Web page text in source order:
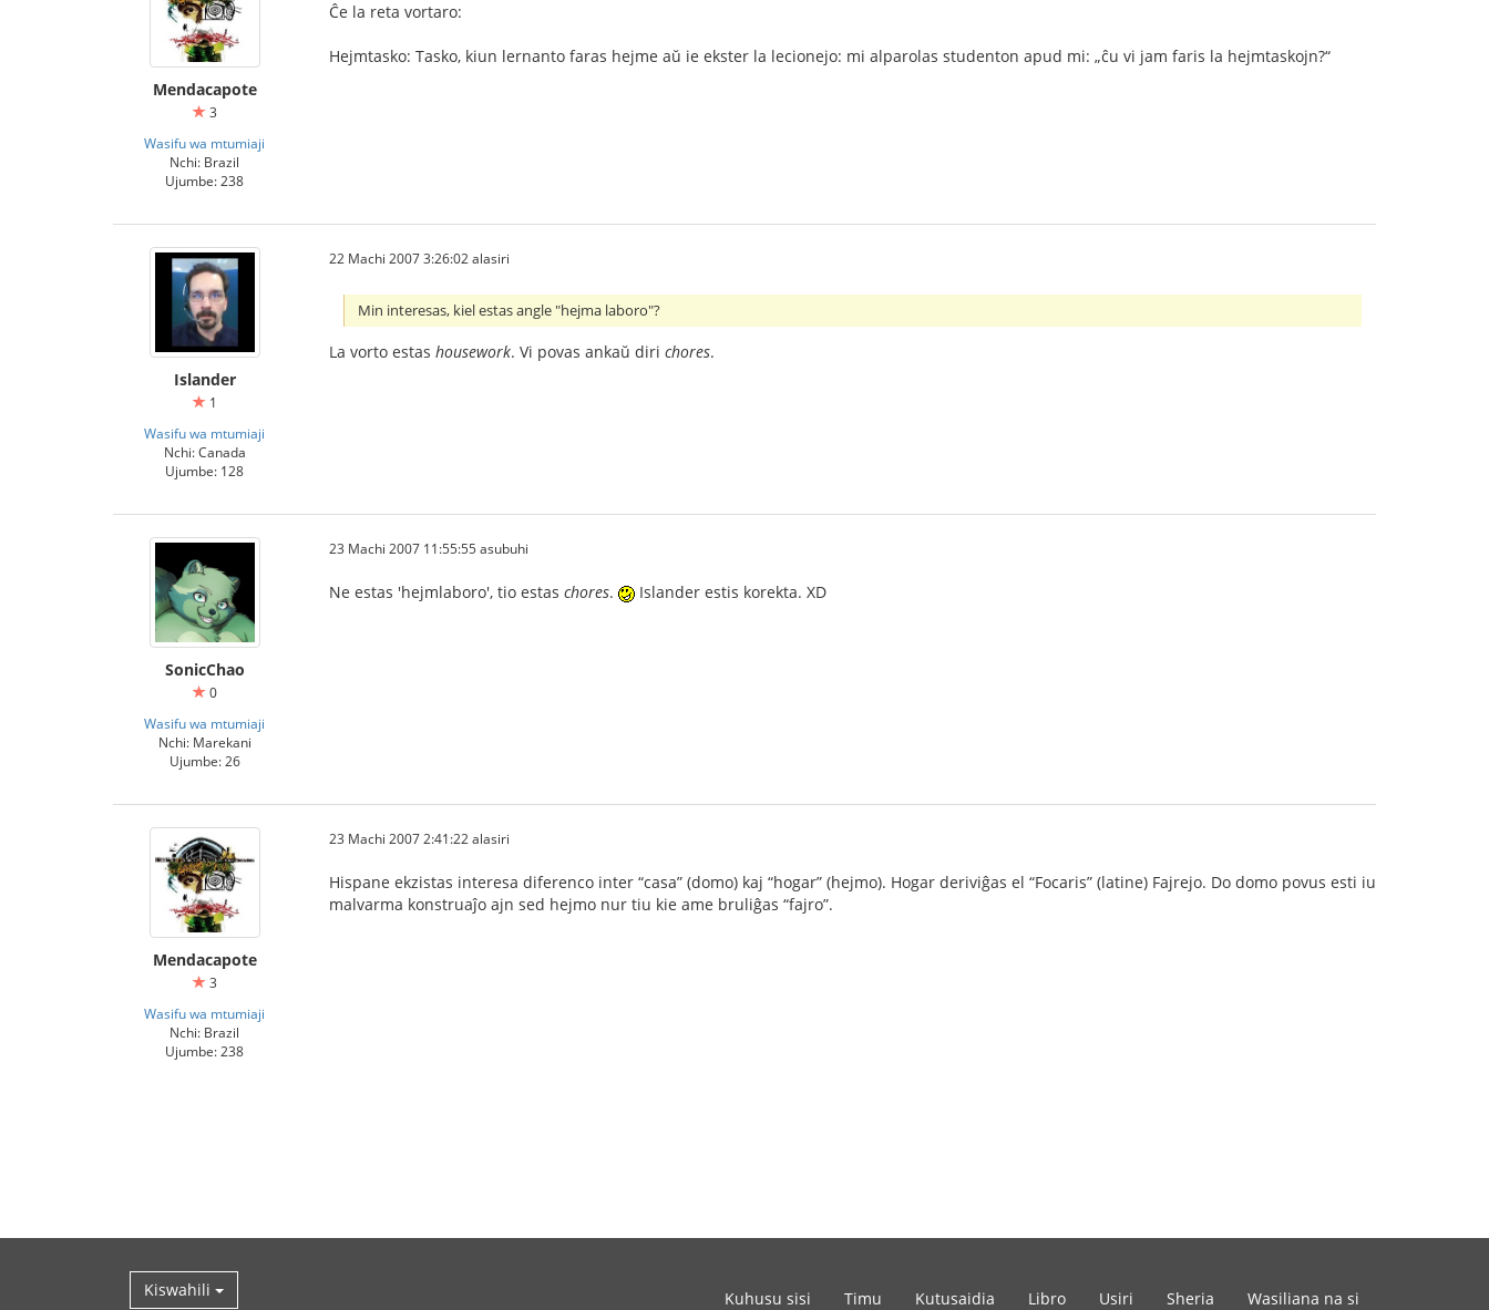
Mendacapote
3
Wasifu wa mtumiaji
Nchi: Brazil
Ujumbe: 238
Ĉe la reta vortaro:
Hejmtasko: Tasko, kiun lernanto faras hejme aŭ ie ekster la lecionejo: mi alparolas studenton apud mi: „ĉu vi jam faris la hejmtaskojn?“
Islander
1
Wasifu wa mtumiaji
Nchi: Canada
Ujumbe: 128
22 Machi 2007 3:26:02 alasiri
Min interesas, kiel estas angle "hejma laboro"?
La vorto estas housework. Vi povas ankaŭ diri chores.
SonicChao
0
Wasifu wa mtumiaji
Nchi: Marekani
Ujumbe: 26
23 Machi 2007 11:55:55 asubuhi
Ne estas 'hejmlaboro', tio estas chores. Islander estis korekta. XD
Mendacapote
3
Wasifu wa mtumiaji
Nchi: Brazil
Ujumbe: 238
23 Machi 2007 2:41:22 alasiri
Hispane ekzistas interesa diferenco inter “casa” (domo) kaj “hogar” (hejmo). Hogar deriviĝas el “Focaris” (latine) Fajrejo. Do domo povus esti iu
malvarma konstruaĵo ajn sed hejmo nur tiu kie ame bruliĝas “fajro”.
Kiswahili Kuhusu sisi Timu Kutusaidia Libro Usiri Sheria Wasiliana na si